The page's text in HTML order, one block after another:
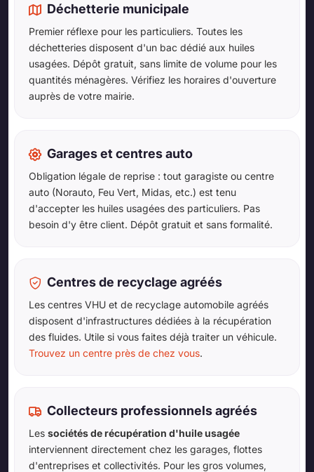
Déchetterie municipale
Premier réflexe pour les particuliers. Toutes les
déchetteries disposent d'un bac dédié aux huiles
usagées. Dépôt gratuit, sans limite de volume pour les
quantités ménagères. Vérifiez les horaires d'ouverture
auprès de votre mairie.
Garages et centres auto
Obligation légale de reprise : tout garagiste ou centre
auto (Norauto, Feu Vert, Midas, etc.) est tenu
d'accepter les huiles usagées des particuliers. Pas
besoin d'y être client. Dépôt gratuit et sans formalité.
Centres de recyclage agréés
Les centres VHU et de recyclage automobile agréés
disposent d'infrastructures dédiées à la récupération
des fluides. Utile si vous faites déjà traiter un véhicule.
Trouvez un centre près de chez vous.
Collecteurs professionnels agréés
Les sociétés de récupération d'huile usagée
interviennent directement chez les garages, flottes
d'entreprises et collectivités. Pour les gros volumes,